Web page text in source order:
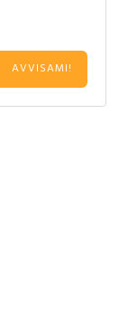
AVVISAMI!